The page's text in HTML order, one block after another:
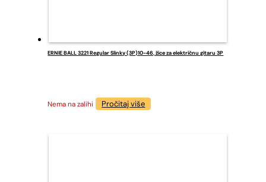
ERNIE BALL 3221 Regular Slinky (3P)10-46, žice za električnu gitaru 3P
Nema na zalihi Pročitaj više